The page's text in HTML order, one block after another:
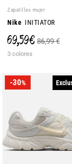
Zapatillas mujer
Nike INITIATOR
69,59 € 86,99 €
3 colores
-30%